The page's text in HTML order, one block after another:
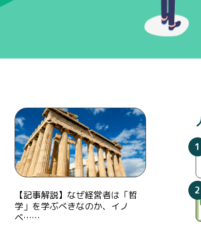
【記事解説】なぜ経営者は「哲
学」を学ぶべきなのか、イノ
ベ……
1
2